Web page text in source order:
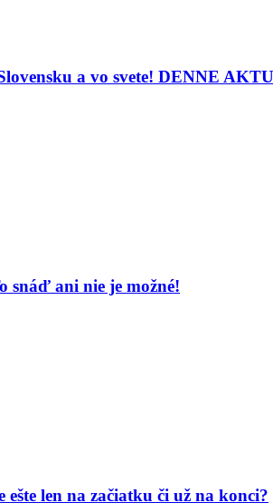
a vo svete! DENNE
snáď ani nie je možné!
len na začiatku či už na konci?